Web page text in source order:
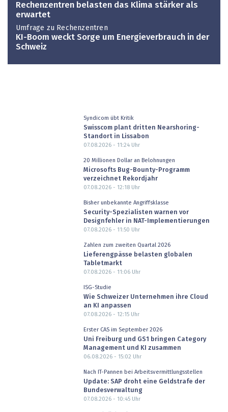
Rechenzentren belasten das Klima stärker als
erwartet
Umfrage zu Rechenzentren
KI-Boom weckt Sorge um Energieverbrauch in der
Schweiz
Syndicom übt Kritik
Swisscom plant dritten Nearshoring-
Standort in Lissabon
07.08.2026 - 11:24Uhr
20 Millionen Dollar an Belohnungen
Microsofts Bug-Bounty-Programm
verzeichnet Rekordjahr
07.08.2026 - 12:18Uhr
Bisher unbekannte Angriffsklasse
Security-Spezialisten warnen vor
Designfehler in NAT-Implementierungen
07.08.2026 - 11:50 Uhr
Zahlen zum zweiten Quartal 2026
Lieferengpässe belasten globalen
Tabletmarkt
07.08.2026 - 11:06Uhr
ISG-Studie
Wie Schweizer Unternehmen ihre Cloud
an KI anpassen
07.08.2026 - 12:15Uhr
Erster CAS im September 2026
Uni Freiburg und GS1 bringen Category
Management und KI zusammen
06.08.2026 - 15:02 Uhr
Nach IT-Pannen bei Arbeitsvermittlungsstellen
Update: SAP droht eine Geldstrafe der
Bundesverwaltung
07.08.2026 - 10:45Uhr